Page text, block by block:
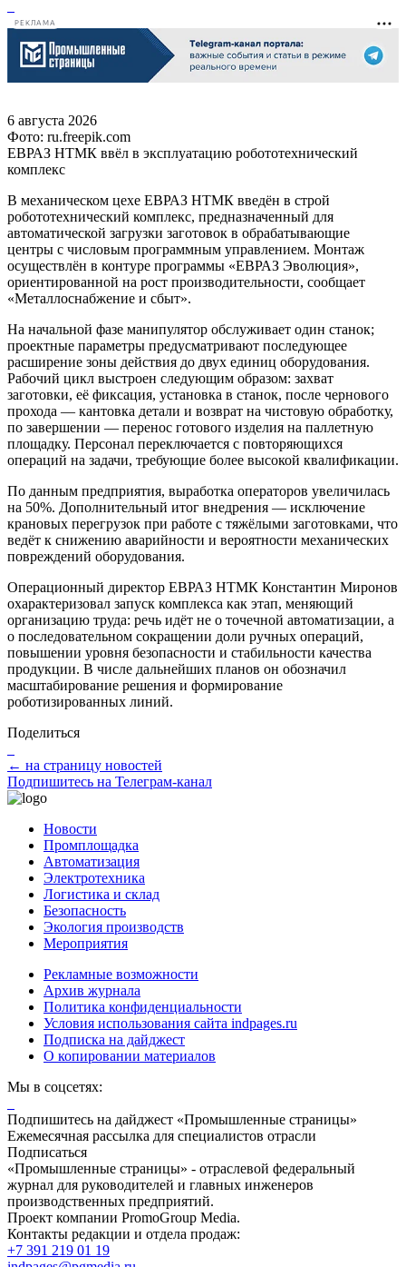
РЕКЛАМА
6 августа 2026
Фото: ru.freepik.com
ЕВРАЗ НТМК ввёл в эксплуатацию робототехнический
комплекс
В механическом цехе ЕВРАЗ НТМК введён в строй
робототехнический комплекс, предназначенный для
автоматической загрузки заготовок в обрабатывающие
центры с числовым программным управлением. Монтаж
осуществлён в контуре программы «ЕВРАЗ Эволюция»,
ориентированной на рост производительности, сообщает
«Металлоснабжение и сбыт».
На начальной фазе манипулятор обслуживает один станок;
проектные параметры предусматривают последующее
расширение зоны действия до двух единиц оборудования.
Рабочий цикл выстроен следующим образом: захват
заготовки, её фиксация, установка в станок, после чернового
прохода — кантовка детали и возврат на чистовую обработку,
по завершении — перенос готового изделия на паллетную
площадку. Персонал переключается с повторяющихся
операций на задачи, требующие более высокой квалификации.
По данным предприятия, выработка операторов увеличилась
на 50%. Дополнительный итог внедрения — исключение
крановых перегрузок при работе с тяжёлыми заготовками, что
ведёт к снижению аварийности и вероятности механических
повреждений оборудования.
Операционный директор ЕВРАЗ НТМК Константин Миронов
охарактеризовал запуск комплекса как этап, меняющий
организацию труда: речь идёт не о точечной автоматизации, а
о последовательном сокращении доли ручных операций,
повышении уровня безопасности и стабильности качества
продукции. В числе дальнейших планов он обозначил
масштабирование решения и формирование
роботизированных линий.
Поделиться
← на страницу новостей
Подпишитесь на Телеграм-канал
Новости
Промплощадка
Автоматизация
Электротехника
Логистика и склад
Безопасность
Экология производств
Мероприятия
Рекламные возможности
Архив журнала
Политика конфиденциальности
Условия использования сайта indpages.ru
Подписка на дайджест
О копировании материалов
Мы в соцсетях:
Подпишитесь на дайджест «Промышленные страницы»
Ежемесячная рассылка для специалистов отрасли
Подписаться
«Промышленные страницы» - отраслевой федеральный
журнал для руководителей и главных инженеров
производственных предприятий.
Проект компании PromoGroup Media.
Контакты редакции и отдела продаж:
+7 391 219 01 19